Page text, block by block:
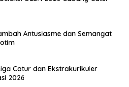
Antusiasme dan Semangat
Catur dan Ekstrakurikuler
2026